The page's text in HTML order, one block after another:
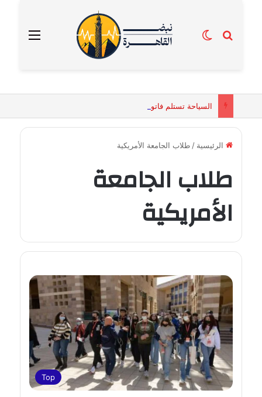
القائمة بحث عنالوضع المظلم
الرئيسية / طلاب الجامعة الأمريكية
طلاب الجامعة
الأمريكية
Top